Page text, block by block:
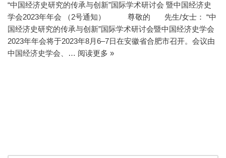
“中国经济史研究的传承与创新”国际学术研讨会 暨中国经济史
学会2023年年会 （2号通知） 尊敬的 先生/女士： “中
国经济史研究的传承与创新”国际学术研讨会暨中国经济史学会
2023年年会将于2023年8月6–7日在安徽省合肥市召开。会议由
中国经济史学会、… 阅读更多 »